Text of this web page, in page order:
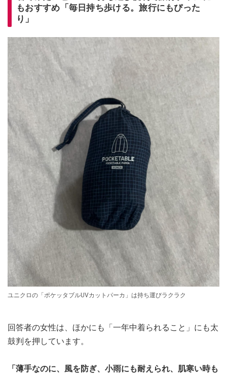
もおすすめ「毎日持ち歩ける。旅行にもぴった
り」
ユニクロの「ポケッタブルUVカットパーカ」は持ち運びラクラク
回答者の女性は、ほかにも「一年中着られること」にも太
鼓判を押しています。
「薄手なのに、風を防ぎ、小雨にも耐えられ、肌寒い時も